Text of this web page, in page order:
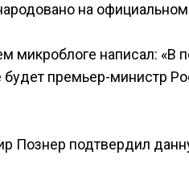
на официальном
микроблоге написал: «В
будет премьер-министр
Познер подтвердил